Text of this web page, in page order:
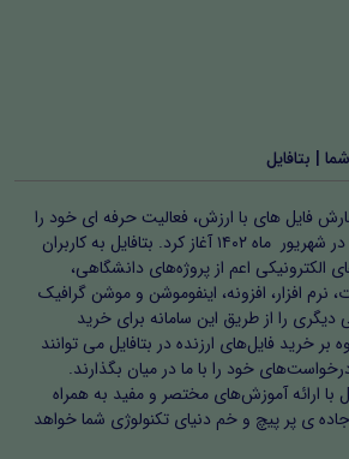
| بتافایل
فایل های با ارزش، فعالیت حرفه ای خود را
با اخذ مجوزهای مربوطه در شهریور ماه ۱۴۰۲ آغاز کرد. بتافایل به کاربران
الکترونیکی اعم از پروژه‌های دانشگاهی،
نرم افزار، افزونه، اینفوموشن و موشن گرافیک
دیگری را از طریق این سامانه برای خرید
بر خرید فایل‌های ارزنده در بتافایل می توانند
خود را با ما در میان بگذارند.
ارائه آموزش‌های مختصر و مفید به همراه
جاده ی پر پیچ و خم دنیای تکنولوژی شما خواهد